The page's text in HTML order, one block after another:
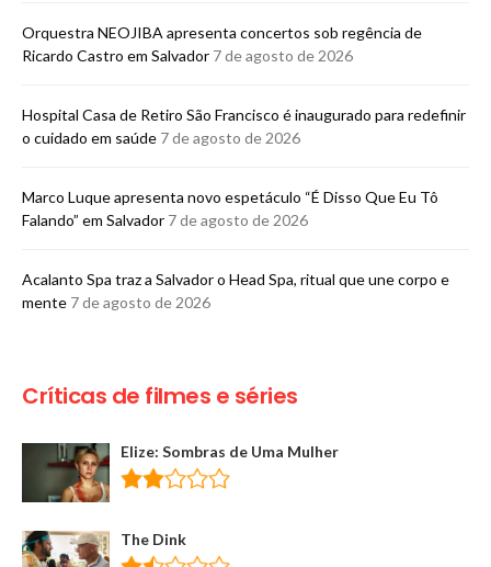
Orquestra NEOJIBA apresenta concertos sob regência de
Ricardo Castro em Salvador 7 de agosto de 2026
Hospital Casa de Retiro São Francisco é inaugurado para redefinir
o cuidado em saúde 7 de agosto de 2026
Marco Luque apresenta novo espetáculo “É Disso Que Eu Tô
Falando” em Salvador 7 de agosto de 2026
Acalanto Spa traz a Salvador o Head Spa, ritual que une corpo e
mente 7 de agosto de 2026
Críticas de filmes e séries
Elize: Sombras de Uma Mulher
The Dink